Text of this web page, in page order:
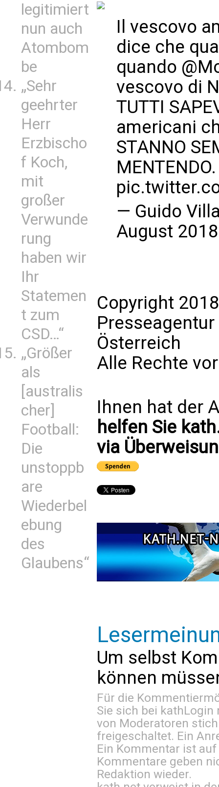
legitimiert
nun auch
Atombom
be
„Sehr
geehrter
Herr
Erzbischo
f Koch,
mit
großer
Verwunde
rung
haben wir
Ihr
Statemen
t zum
CSD…“
„Größer
als
[australis
cher]
Football:
Die
unstoppb
are
Wiederbel
ebung
des
Glaubens“
Il vescovo
dice che
quando
vescovo di
TUTTI
americani
STANNO
MENTENDO.
— Guido
August 2018
Copyright
Presseagentur
Österreich
Alle Rechte
Ihnen hat der
helfen Sie
via
Um selbst
können
Für die
Sie sich bei kathLogin
von Moderatoren
freigeschaltet. Ein
Ein Kommentar ist
Kommentare geben
Redaktion wieder.